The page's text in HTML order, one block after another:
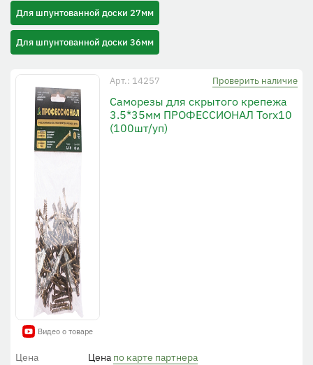
Для шпунтованной доски 27мм
Для шпунтованной доски 36мм
Видео о товаре
Арт.: 14257 Проверить наличие
Cаморезы для скрытого крепежа
3.5*35мм ПРОФЕССИОНАЛ Torx10
(100шт/уп)
Цена Цена по карте партнера